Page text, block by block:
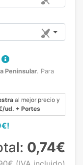
Peninsular. Para
al mejor precio y
ud. + Portes
0,74€